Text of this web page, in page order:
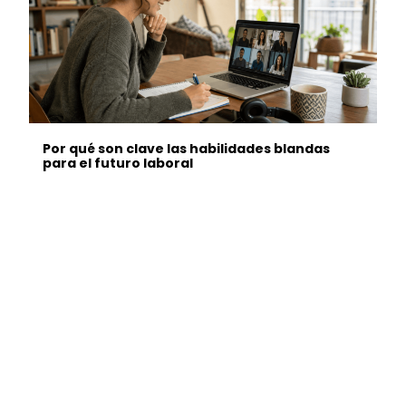
Por qué son clave las habilidades blandas
para el futuro laboral